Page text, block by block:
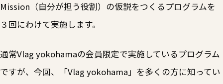
Mission（自分が担う役割）の仮説をつくるプログラムを
３回にわけて実施します。
通常Vlag yokohamaの会員限定で実施しているプログラム
ですが、今回、「Vlag yokohama」を多くの方に知ってい